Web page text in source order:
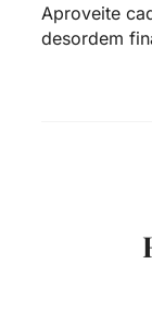
Aproveite
desordem